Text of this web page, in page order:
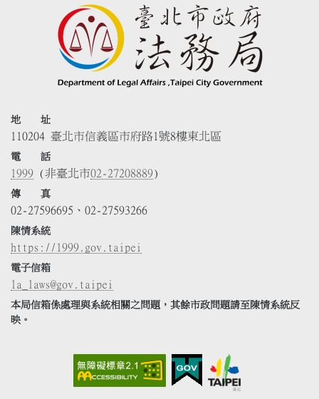
地 址
110204 臺北市信義區市府路1號8樓東北區
電 話
1999 (非臺北市02-27208889)
傳 真
02-27596695、02-27593266
陳情系統
https://1999.gov.taipei
電子信箱
la_laws@gov.taipei
本局信箱係處理與系統相關之問題，其餘市政問題請至陳情系統反
映。